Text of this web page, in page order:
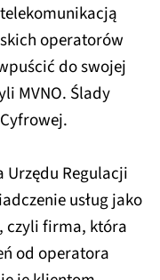
operatorów
do swojej
MVNO. Ślady
Urzędu Regulacji
usług jako
czyli firma, która
od operatora